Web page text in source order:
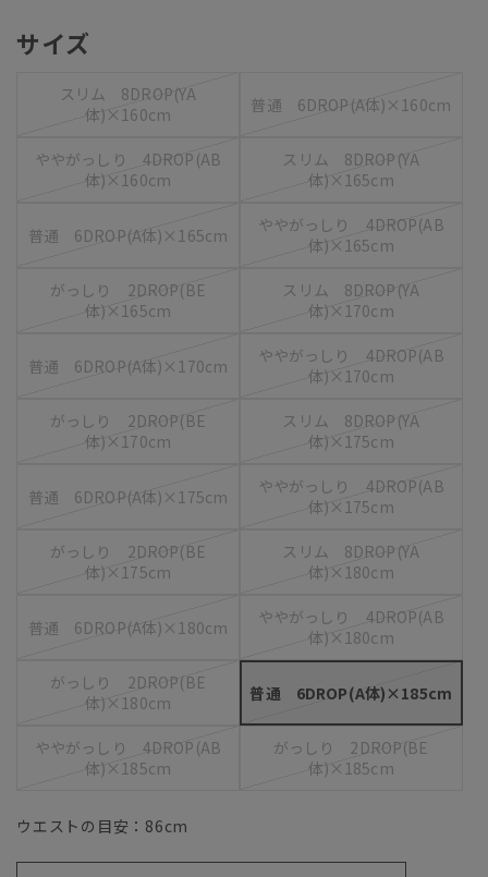
サイズ
スリム 8DROP(YA
体)×160cm
普通 6DROP(A体)×160cm
ややがっしり 4DROP(AB
体)×160cm
スリム 8DROP(YA
体)×165cm
普通 6DROP(A体)×165cm
ややがっしり 4DROP(AB
体)×165cm
がっしり 2DROP(BE
体)×165cm
スリム 8DROP(YA
体)×170cm
普通 6DROP(A体)×170cm
ややがっしり 4DROP(AB
体)×170cm
がっしり 2DROP(BE
体)×170cm
スリム 8DROP(YA
体)×175cm
普通 6DROP(A体)×175cm
ややがっしり 4DROP(AB
体)×175cm
がっしり 2DROP(BE
体)×175cm
スリム 8DROP(YA
体)×180cm
普通 6DROP(A体)×180cm
ややがっしり 4DROP(AB
体)×180cm
がっしり 2DROP(BE
体)×180cm
普通 6DROP(A体)×185cm
ややがっしり 4DROP(AB
体)×185cm
がっしり 2DROP(BE
体)×185cm
ウエストの目安： 86cm